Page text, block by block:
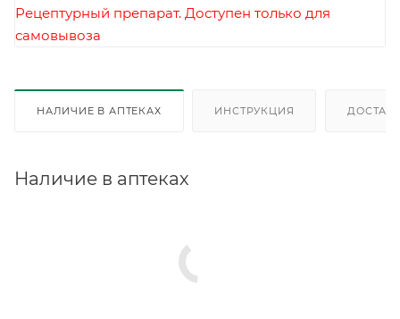
Рецептурный препарат. Доступен только для
самовывоза
НАЛИЧИЕ В АПТЕКАХ ИНСТРУКЦИЯ
Наличие в аптеках